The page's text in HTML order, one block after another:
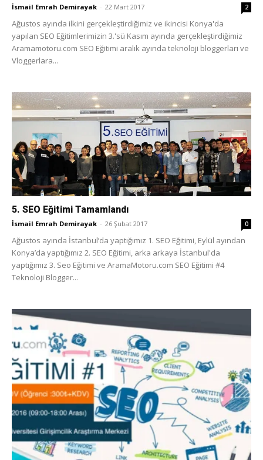
İsmail Emrah Demirayak - 22 Mart 2017 2
Ağustos ayında ilkini gerçekleştirdiğimiz ve ikincisi Konya'da
yapılan SEO Eğitimlerimizin 3.'sü Kasım ayında gerçekleştirdiğimiz
Aramamotoru.com SEO Eğitimi aralık ayında teknoloji bloggerları ve
Vloggerlara...
5. SEO Eğitimi Tamamlandı
İsmail Emrah Demirayak - 26 Şubat 2017 0
Ağustos ayında İstanbul’da yaptığımız 1. SEO Eğitimi, Eylül ayından
Konya’da yaptığımız 2. SEO Eğitimi, arka arkaya İstanbul'da
yaptığımız 3. Seo Eğitimi ve AramaMotoru.com SEO Eğitimi #4
Teknoloji Blogger...